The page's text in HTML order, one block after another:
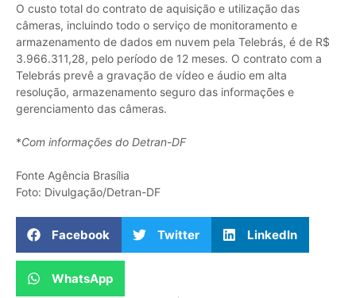
O custo total do contrato de aquisição e utilização das
câmeras, incluindo todo o serviço de monitoramento e
armazenamento de dados em nuvem pela Telebrás, é de R$
3.966.311,28, pelo período de 12 meses. O contrato com a
Telebrás prevê a gravação de vídeo e áudio em alta
resolução, armazenamento seguro das informações e
gerenciamento das câmeras.
*Com informações do Detran-DF
Fonte Agência Brasília
Foto: Divulgação/Detran-DF
Facebook Twitter LinkedIn
WhatsApp